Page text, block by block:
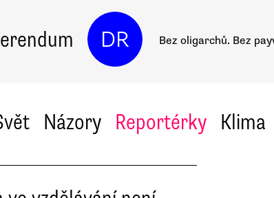
DR Bez oligarchů. Bez
Názory Reportérky Klima